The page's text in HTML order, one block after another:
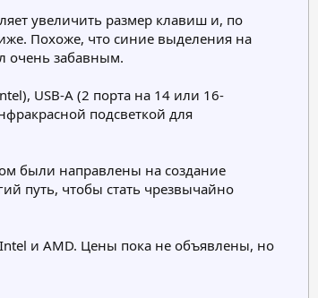
увеличить размер клавиш и, по
Похоже, что синие выделения на
очень забавным.
USB-A (2 порта на 14 или 16-
подсветкой для
были направлены на создание
путь, чтобы стать чрезвычайно
и AMD. Цены пока не объявлены, но